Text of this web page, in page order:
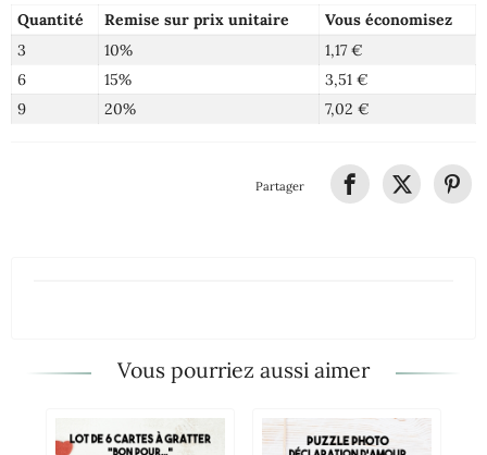
Quantité Remise sur prix unitaire
Vous économisez
3
10%
1,17 €
6
15%
3,51 €
9
20% 7,02 €
Partager
Vous pourriez aussi aimer